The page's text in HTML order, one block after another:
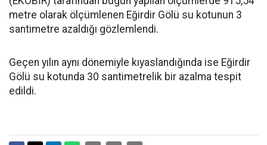
metre olarak ölçümlenen Eğirdir Gölü su kotunun 3
santimetre azaldığı gözlemlendi.
Geçen yılın aynı dönemiyle kıyaslandığında ise Eğirdir
Gölü su kotunda 30 santimetrelik bir azalma tespit
edildi.